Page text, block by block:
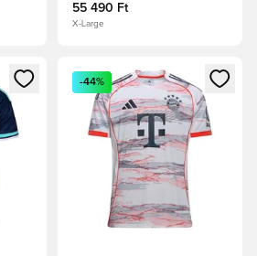
55 490 Ft
X-Large
bejelentkezéshez vagy a tagként
Megnyit egy modált a
-44%